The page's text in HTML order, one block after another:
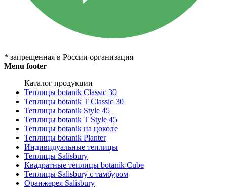
* запрещенная в России организация
Menu footer
Каталог продукции
Теплицы botanik Classic 30
Теплицы botanik T Classic 30
Теплицы botanik Style 45
Теплицы botanik Т Style 45
Теплицы botanik на цоколе
Теплицы botanik Planter
Индивидуальные теплицы
Теплицы Salisbury
Квадратные теплицы botanik Cube
Теплицы Salisbury с тамбуром
Оранжерея Salisbury